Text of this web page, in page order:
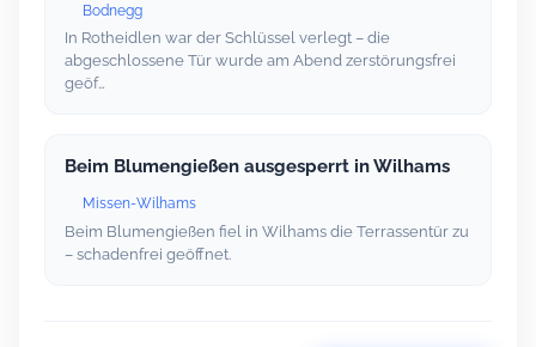
Bodnegg
In Rotheidlen war der Schlüssel verlegt – die
abgeschlossene Tür wurde am Abend zerstörungsfrei
geöf…
Beim Blumengießen ausgesperrt in Wilhams
Missen-Wilhams
Beim Blumengießen fiel in Wilhams die Terrassentür zu
– schadenfrei geöffnet.